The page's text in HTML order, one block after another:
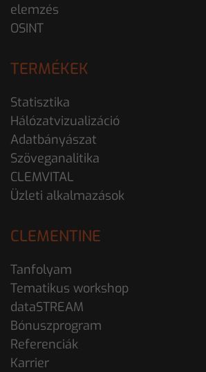
elemzés
OSINT
TERMÉKEK
Statisztika
Hálózatvizualizáció
Adatbányászat
Szöveganalitika
CLEMVITAL
Üzleti alkalmazások
CLEMENTINE
Tanfolyam
Tematikus workshop
dataSTREAM
Bónuszprogram
Referenciák
Karrier